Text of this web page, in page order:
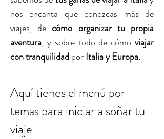
nos encanta que conozcas más de
viajes, decómo organizar tu propia
aventura, y sobre todo de cómo viajar
con tranquilidadporItalia y Europa.
Aquí tienesel menú por
temas para iniciar a soñar tu
viaje